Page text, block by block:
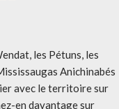
les Pétuns, les
Anichinabés
avec le territoire sur
en davantage sur